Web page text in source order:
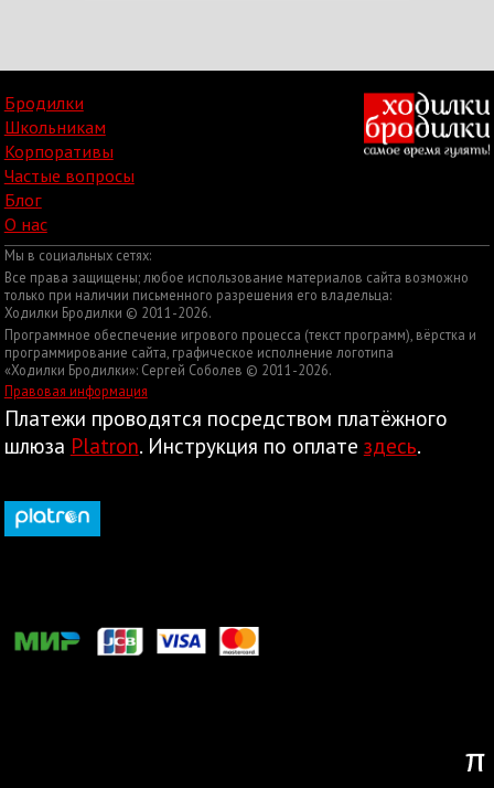
Бродилки
Школьникам
Корпоративы
Частые вопросы
Блог
О нас
Мы в социальных сетях:
Все права защищены; любое использование материалов сайта возможно
только при наличии письменного разрешения его владельца:
Ходилки Бродилки © 2011-2026.
Программное обеспечение игрового процесса (текст программ), вёрстка и
программирование сайта, графическое исполнение логотипа
«Ходилки Бродилки»: Сергей Соболев © 2011-2026.
Правовая информация
Платежи проводятся посредством платёжного
шлюза Platron. Инструкция по оплате здесь.